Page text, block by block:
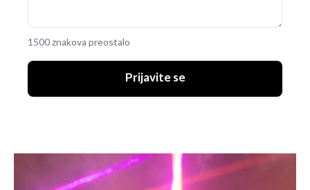
1500 znakova preostalo
Prijavite se